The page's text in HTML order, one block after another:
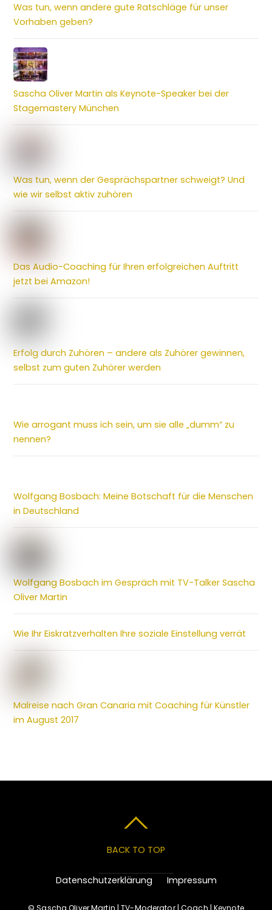
Was tun, wenn andere gute Ratschläge für unser
Vorhaben geben?
Sascha Oliver Martin als Keynote-Speaker bei der
Stagemastery München
Was tun, wenn der Gesprächspartner schweigt? Und
wie wir selbst aktiv zuhören
Das Audio-Coaching für Ihren erfolgreichen Auftritt
jetzt bei Amazon!
Erfolg durch Zuhören – andere als Zuhörer gewinnen,
selbst zum guten Zuhörer werden
Wie arrogant muss ich sein, um sie alle „dumm“ zu
nennen?
Wolfgang Bosbach: Meine Botschaft für die Menschen
in Deutschland
Wolfgang Bosbach im Gespräch mit TV-Talker Sascha
Oliver Martin
Wie Ihr Eiskratzverhalten Ihre soziale Einstellung verrät
Malreise nach Gran Canaria mit Coaching für Künstler
im August 2017
BACK TO TOP
Datenschutzerklärung Impressum
©Sascha Oliver Martin | TV-Moderator | Coach | Keynote